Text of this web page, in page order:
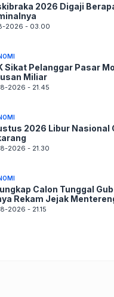
2026 Digaji
2026 - 03.00
Sikat Pelanggar Pasar
Miliar
2026 - 21.45
2026 Libur Nasional
2026 - 21.30
Calon Tunggal
Rekam Jejak
2026 - 21.15